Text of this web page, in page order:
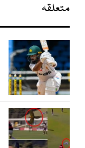
متعلقہ